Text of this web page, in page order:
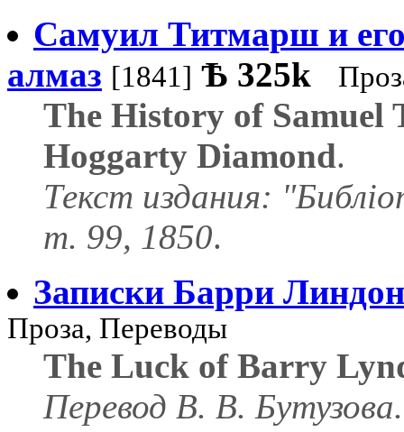
Самуил Титмарш и
алмаз [1841] Ѣ 325k
The History of Samuel
Hoggarty Diamond.
Текст издания:
т. 99, 1850.
Записки Барри
Проза, Переводы
The Luck of Barry
Перевод В. В. Бутузова.